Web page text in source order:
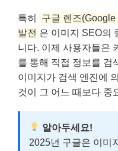
특히
구글 렌즈
발전 은 이미지 SEO의
니다. 이제 사용자들은
를 통해 직접 정보를 검
이미지가 검색 엔진에
것이 그 어느 때보다 중
알아두세요!
2025년 구글은 이미